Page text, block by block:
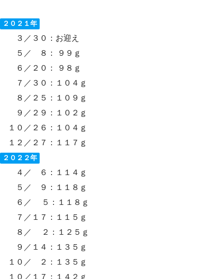
２０２１年
３／３０：お迎え
５／ ８： ９９ｇ
６／２０： ９８ｇ
７／３０：１０４ｇ
８／２５：１０９ｇ
９／２９：１０２ｇ
１０／２６：１０４ｇ
１２／２７：１１７ｇ
２０２２年
４／ ６：１１４ｇ
５／ ９：１１８ｇ
６／ ５：１１８ｇ
７／１７：１１５ｇ
８／ ２：１２５ｇ
９／１４：１３５ｇ
１０／ ２：１３５ｇ
１０／１７：１４２ｇ